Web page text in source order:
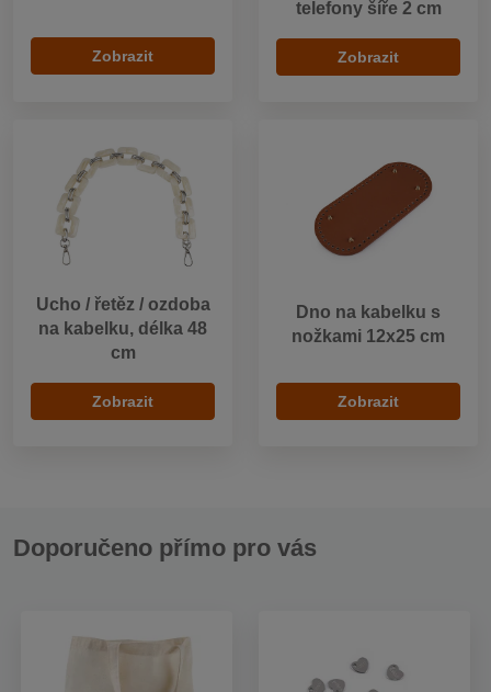
Zobrazit
telefony šíře 2 cm
Zobrazit
Ucho / řetěz / ozdoba
na kabelku, délka 48
cm
Zobrazit
Dno na kabelku s
nožkami 12x25 cm
Zobrazit
Doporučeno přímo pro vás